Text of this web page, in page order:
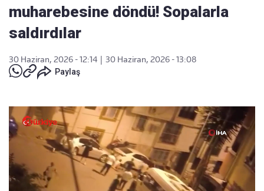
muharebesine döndü! Sopalarla
saldırdılar
30 Haziran, 2026 - 12:14
30 Haziran, 2026 - 13:08
Paylaş